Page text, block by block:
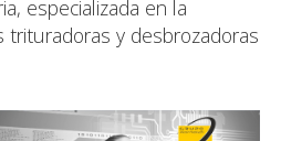
especializada en la
trituradoras y desbrozadoras